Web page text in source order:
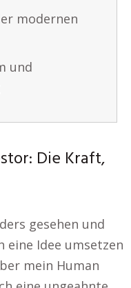
modernen
und
Die Kraft,
gesehen und
eine Idee umsetzen
mein Human